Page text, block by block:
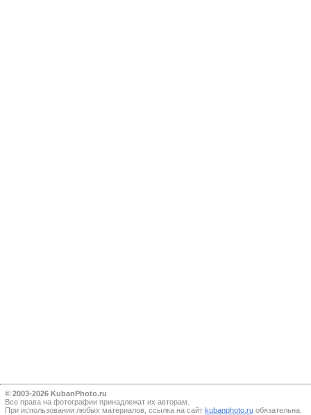
© 2003-2026 KubanPhoto.ru
Все прaва на фотографии принадлежат их авторам.
При использовании любых материалов, ссылка на сайт kubanphoto.ru обязательна.